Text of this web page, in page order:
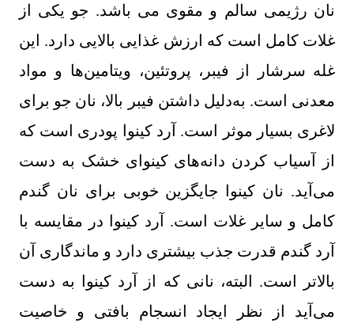
نان رژیمی سالم و مقوی می باشد. جو یکی از
غلات کامل است که ارزش غذایی بالایی دارد. این
غله سرشار از فیبر، پروتئین، ویتامین‌ها و مواد
معدنی است. به‌دلیل داشتن فیبر بالا، نان جو برای
لاغری بسیار موثر است. آرد کینوا پودری است که
از آسیاب کردن دانه‌های کینوای خشک به دست
می‌آید. نان کینوا جایگزین خوبی برای نان گندم
کامل و سایر غلات است. آرد کینوا در مقایسه با
آرد گندم قدرت جذب بیشتری دارد و ماندگاری آن
بالاتر است. البته، نانی که از آرد کینوا به دست
می‌آید از نظر ایجاد انسجام بافتی و خاصیت